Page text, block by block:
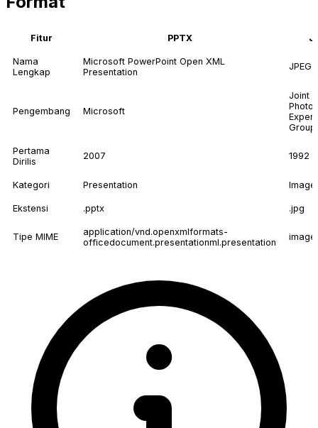
Fitur PPTX
Nama
Lengkap
Microsoft PowerPoint Open XML
Presentation
JPEG
Pengembang Microsoft
Joint
Group
Pertama
Dirilis
2007 1992
Kategori Presentation Image
Ekstensi .pptx .jpg
Tipe MIME
application/vnd.openxmlformats-
officedocument.presentationml.presentation